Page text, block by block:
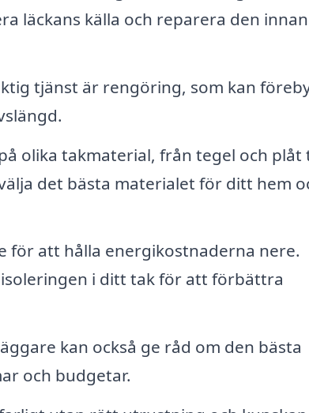
läckans källa och reparera den
tjänst är rengöring, som kan
olika takmaterial, från tegel och plåt
det bästa materialet för ditt hem
för att hålla energikostnaderna nere.
i ditt tak för att förbättra
kan också ge råd om den bästa
och budgetar.